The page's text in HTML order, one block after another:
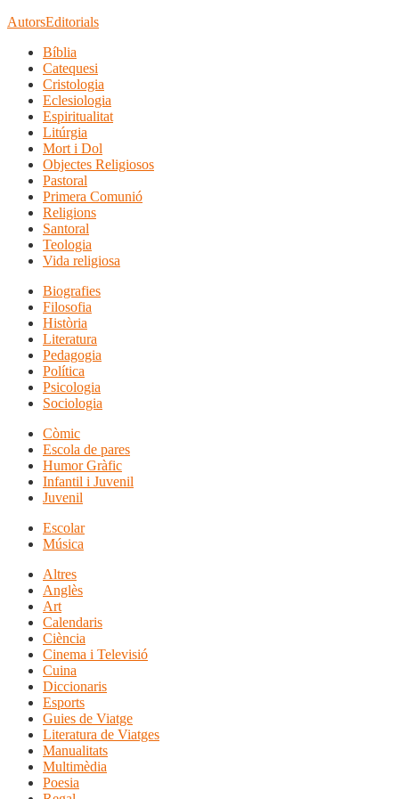
AutorsEditorials
Bíblia
Catequesi
Cristologia
Eclesiologia
Espiritualitat
Litúrgia
Mort i Dol
Objectes Religiosos
Pastoral
Primera Comunió
Religions
Santoral
Teologia
Vida religiosa
Biografies
Filosofia
Història
Literatura
Pedagogia
Política
Psicologia
Sociologia
Còmic
Escola de pares
Humor Gràfic
Infantil i Juvenil
Juvenil
Escolar
Música
Altres
Anglès
Art
Calendaris
Ciència
Cinema i Televisió
Cuina
Diccionaris
Esports
Guies de Viatge
Literatura de Viatges
Manualitats
Multimèdia
Poesia